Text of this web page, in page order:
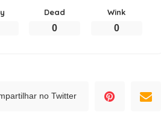
Dead
0
Wink
0
no Twitter